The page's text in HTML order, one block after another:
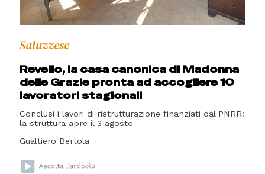
Saluzzese
Revello, la casa canonica di Madonna
delle Grazie pronta ad accogliere 10
lavoratori stagionali
Conclusi i lavori di ristrutturazione finanziati dal PNRR:
la struttura apre il 3 agosto
Gualtiero Bertola